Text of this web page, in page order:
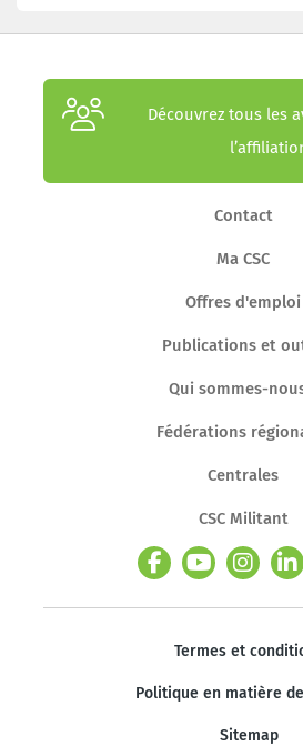
Découvrez tous les
Contact
Ma CSC
Offres d'emploi
Publications et
Qui sommes-
Fédérations
Centrales
CSC Militant
Termes et
Politique en matière
Sitemap